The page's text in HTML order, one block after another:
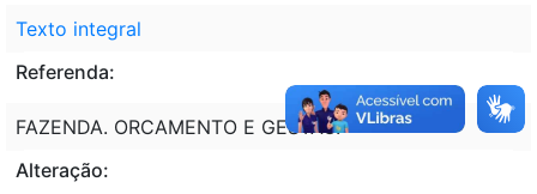
Texto integral
Referenda:
FAZENDA. ORCAMENTO E GESTAO.
Alteração: